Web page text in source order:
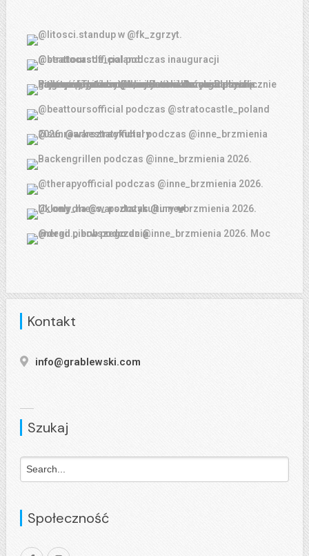
Kontakt
info@grablewski.com
Szukaj
Społeczność